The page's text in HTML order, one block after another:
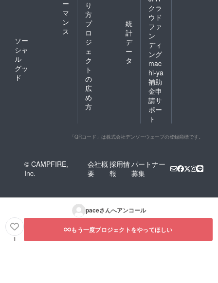
ー
マ
ン
ス
ソー
シャ
ル
グッ
ド
り
方
プ
ロ
ジ
ェ
ク
ト
の
広
め
方
統
計
デ
ー
タ
クラ
ウド
ファ
ン
ディ
ング
mac
hi-ya
補助
金申
請サ
ポー
ト
「QRコード」は株式会社デンソーウェーブの登録商標です。
© CAMPFIRE,
Inc.
会社概
要
採用情
報
パートナー
募集
paceさんへアンコール
1
もう一度プロジェクトをやってほしい